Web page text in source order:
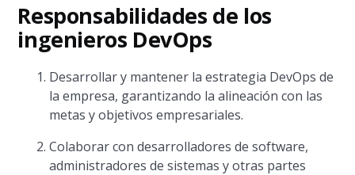
Responsabilidades de los
ingenieros DevOps
Desarrollar y mantener la estrategia DevOps de
la empresa, garantizando la alineación con las
metas y objetivos empresariales.
Colaborar con desarrolladores de software,
administradores de sistemas y otras partes